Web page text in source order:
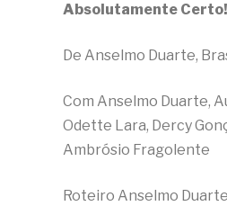
Absolutamente Certo!
De Anselmo Duarte,
Com Anselmo Duarte,
Odette Lara, Dercy
Ambrósio Fragolente
Roteiro Anselmo